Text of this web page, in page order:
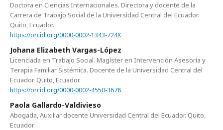
Doctora en Ciencias Internacionales. Directora y docente de la
Carrera de Trabajo Social de la Universidad Central del Ecuador.
Quito, Ecuador.
https://orcid.org/0000-0002-1343-724X
Johana Elizabeth Vargas-López
Licenciada en Trabajo Social. Magíster en Intervención Asesoría y
Terapia Familiar Sistémica. Docente de la Universidad Central del
Ecuador. Quito, Ecuador.
https://orcid.org/0000-0002-4550-3678
Paola Gallardo-Valdivieso
Abogada, Auxiliar docente Universidad Central del Ecuador. Quito,
Ecuador.